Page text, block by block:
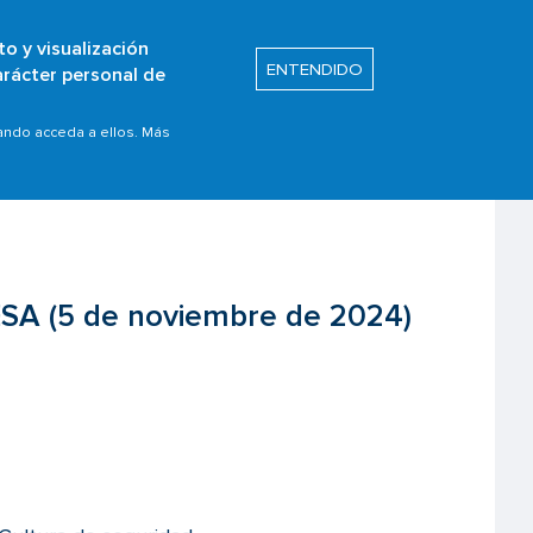
y visualización
personal de
acceda a ellos. Más
ENTENDIDO
Prom. de Seguridad
Buscar
(5 de noviembre de 2024)
(5 de noviembre de 2024)